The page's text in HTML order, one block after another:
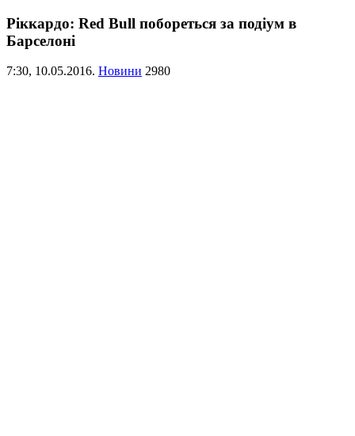
Ріккардо: Red Bull побореться за подіум в
Барселоні
7:30, 10.05.2016. Новини 2980